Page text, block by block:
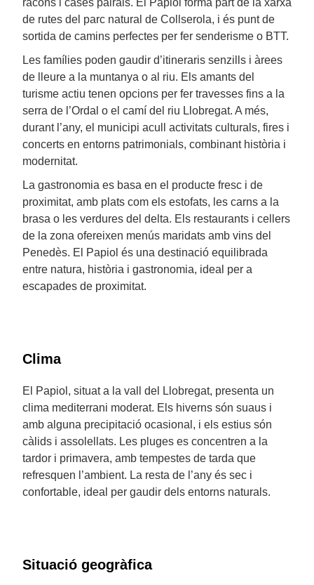
racons i cases pairals. El Papiol forma part de la xarxa
de rutes del parc natural de Collserola, i és punt de
sortida de camins perfectes per fer senderisme o BTT.
Les famílies poden gaudir d’itineraris senzills i àrees
de lleure a la muntanya o al riu. Els amants del
turisme actiu tenen opcions per fer travesses fins a la
serra de l’Ordal o el camí del riu Llobregat. A més,
durant l’any, el municipi acull activitats culturals, fires i
concerts en entorns patrimonials, combinant història i
modernitat.
La gastronomia es basa en el producte fresc i de
proximitat, amb plats com els estofats, les carns a la
brasa o les verdures del delta. Els restaurants i cellers
de la zona ofereixen menús maridats amb vins del
Penedès. El Papiol és una destinació equilibrada
entre natura, història i gastronomia, ideal per a
escapades de proximitat.
Clima
El Papiol, situat a la vall del Llobregat, presenta un
clima mediterrani moderat. Els hiverns són suaus i
amb alguna precipitació ocasional, i els estius són
càlids i assolellats. Les pluges es concentren a la
tardor i primavera, amb tempestes de tarda que
refresquen l’ambient. La resta de l’any és sec i
confortable, ideal per gaudir dels entorns naturals.
Situació geogràfica